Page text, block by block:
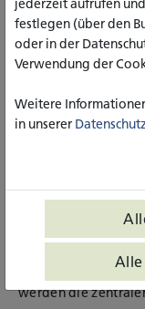
wichtigsten Fakten
QualiAnon, ein
vorgestellt. Es
aufnahmen.
Das
Anonymisierung/
vom FDZ
unterschiedlichen
angesiedelt ist.
werden die
festlegen (über den
oder in der
Verwendung der
Weitere
in unserer